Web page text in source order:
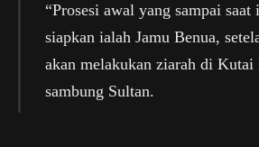
“Prosesi awal yang sampai
siapkan ialah Jamu Benua,
akan melakukan ziarah di Kutai
sambung Sultan.